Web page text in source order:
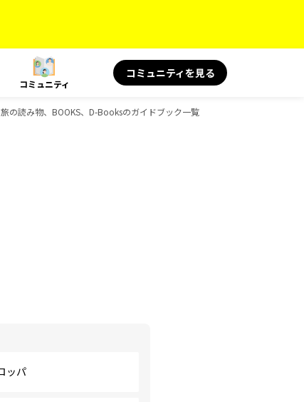
コミュニティ
コミュニティを見る
の読み物、BOOKS、D-Booksのガイドブック一覧
ッパ